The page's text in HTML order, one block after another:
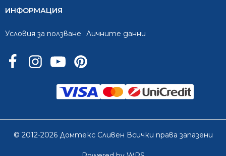
ИНФОРМАЦИЯ
Условия за ползване Личните данни
© 2012-2026 Домтекс Сливен Всички права запазени